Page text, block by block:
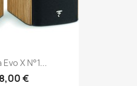
X N°1...
€